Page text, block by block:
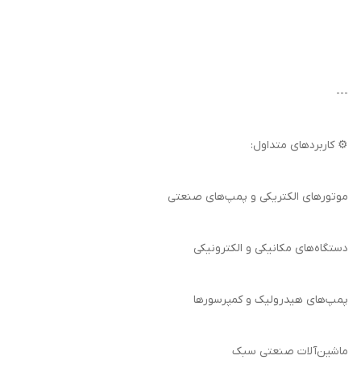
---
⚙️ کاربردهای متداول:
موتورهای الکتریکی و پمپ‌های صنعتی
دستگاه‌های مکانیکی و الکترونیکی
پمپ‌های هیدرولیک و کمپرسورها
ماشین‌آلات صنعتی سبک